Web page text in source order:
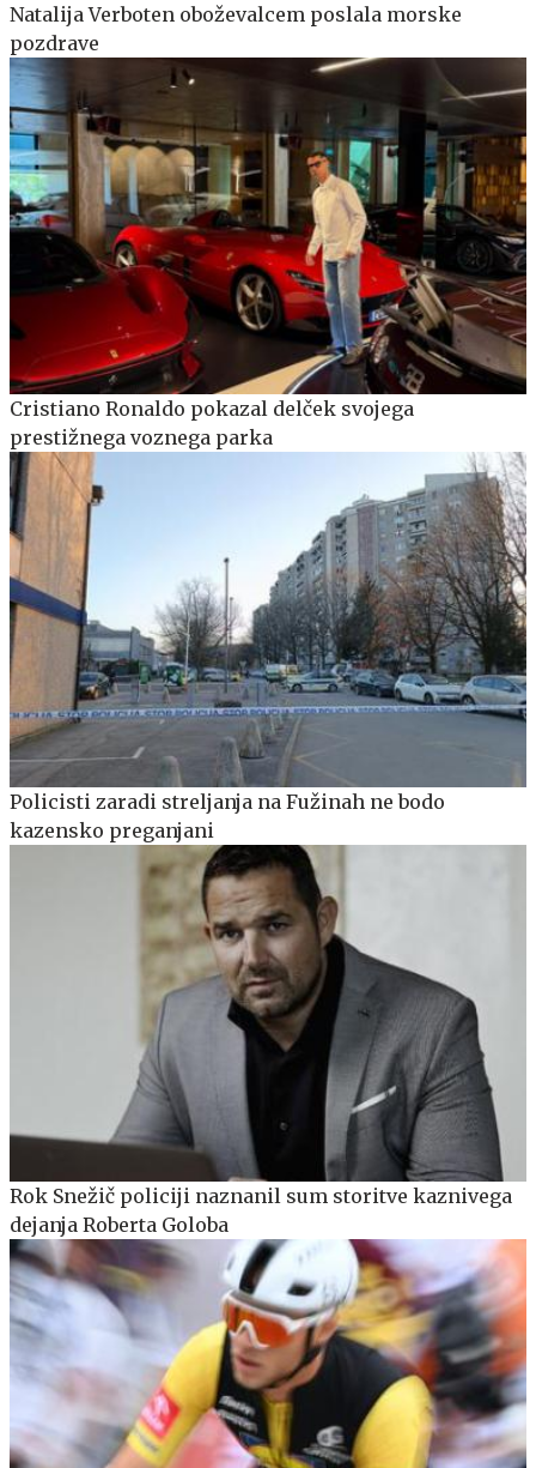
Natalija Verboten oboževalcem poslala morske
pozdrave
Cristiano Ronaldo pokazal delček svojega
prestižnega voznega parka
Policisti zaradi streljanja na Fužinah ne bodo
kazensko preganjani
Rok Snežič policiji naznanil sum storitve kaznivega
dejanja Roberta Goloba